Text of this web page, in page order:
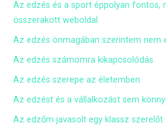
Az edzés és a sport éppolyan fontos,
összerakott weboldal
Az edzés önmagában szerintem nem
Az edzés számomra kikapcsolódás
Az edzés szerepe az életemben
Az edzést és a vállalkozást sem
Az edzőm javasolt egy klassz szerelőt